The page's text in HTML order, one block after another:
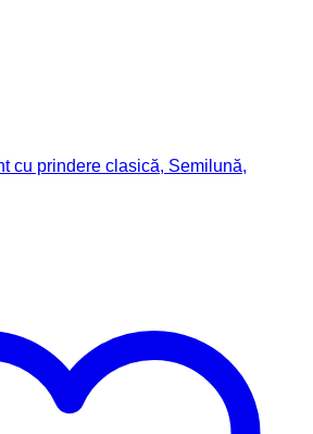
cu prindere clasică, Semilună,